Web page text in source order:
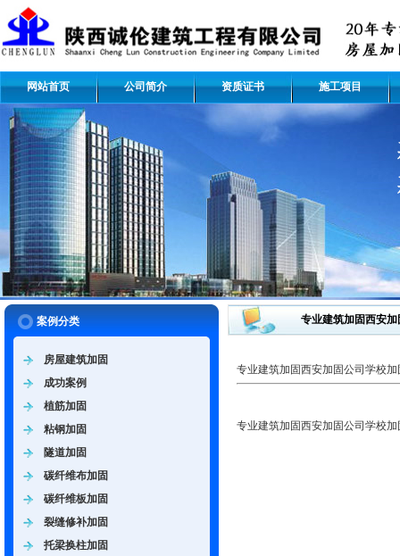
网站首页 公司简介 资质证书 施工项目
案例分类
房屋建筑加固
成功案例
植筋加固
粘钢加固
隧道加固
碳纤维布加固
碳纤维板加固
裂缝修补加固
托梁换柱加固
专业建筑加固西安
专业建筑加固西安加固公司学校加
专业建筑加固西安加固公司学校加